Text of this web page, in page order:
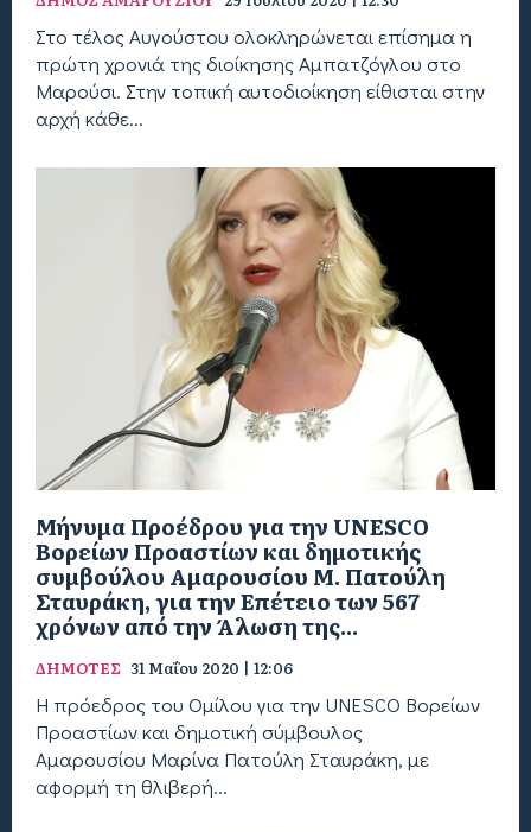
Στο τέλος Αυγούστου ολοκληρώνεται επίσημα η
πρώτη χρονιά της διοίκησης Αμπατζόγλου στο
Μαρούσι. Στην τοπική αυτοδιοίκηση είθισται στην
αρχή κάθε...
Μήνυμα Προέδρου για την UNESCO
Βορείων Προαστίων και δημοτικής
συμβούλου Αμαρουσίου Μ. Πατούλη
Σταυράκη, για την Επέτειο των 567
χρόνων από την Άλωση της...
ΔΗΜΟΤΕΣ 31 Μαΐου 2020 | 12:06
Η πρόεδρος του Ομίλου για την UNESCO Βορείων
Προαστίων και δημοτική σύμβουλος
Αμαρουσίου Μαρίνα Πατούλη Σταυράκη, με
αφορμή τη θλιβερή...